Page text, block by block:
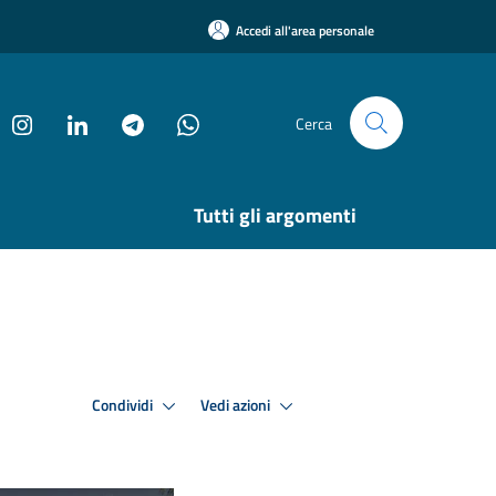
Accedi all'area personale
Cerca
Tutti gli argomenti
Condividi Vedi azioni